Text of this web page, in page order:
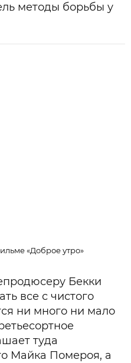
методы борьбы у
«Доброе утро»
Бекки
все с чистого
ни много ни мало
туда
Майка Помероя, а